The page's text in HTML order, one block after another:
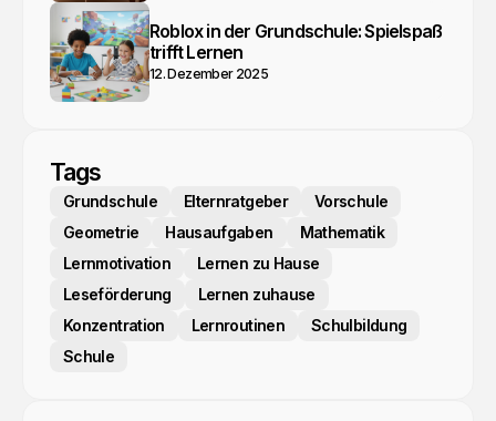
Roblox in der Grundschule: Spielspaß
trifft Lernen
12. Dezember 2025
Tags
Grundschule Elternratgeber
Vorschule
Geometrie
Hausaufgaben
Mathematik
Lernmotivation
Lernen zu Hause
Leseförderung
Lernen zuhause
Konzentration
Lernroutinen
Schulbildung
Schule